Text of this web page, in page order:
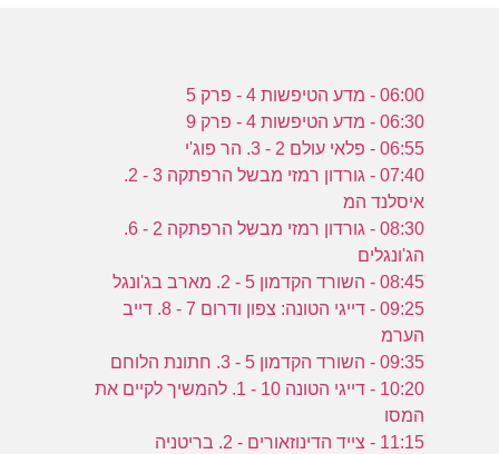
06:00 - מדע הטיפשות 4 - פרק 5
06:30 - מדע הטיפשות 4 - פרק 9
06:55 - פלאי עולם 2 - 3. הר פוג'י
07:40 - גורדון רמזי מבשל הרפתקה 3 - 2.
איסלנד המ
08:30 - גורדון רמזי מבשל הרפתקה 2 - 6.
הג'ונגלים
08:45 - השורד הקדמון 5 - 2. מארב בג'ונגל
09:25 - דייגי הטונה: צפון ודרום 7 - 8. דייב
הערמ
09:35 - השורד הקדמון 5 - 3. חתונת הלוחם
10:20 - דייגי הטונה 10 - 1. להמשיך לקיים את
המסו
11:15 - צייד הדינוזאורים - 2. בריטניה